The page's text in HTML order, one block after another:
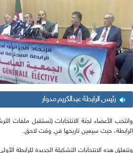
رئيس الرابطة عبدالكريم مدوار
وانتخب الأعضاء لجنة الانتخابات (تستقبل ملفات
الرابطة، حيث سيعين تاريخها في وقت لاحق.
وتتعلق هذه الانتخابات التشكيلة الجديدة للرابطة الأولى